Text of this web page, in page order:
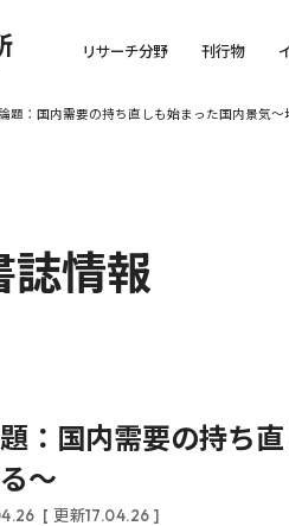
リサーチ分野 刊行物
題：国内需要の持ち直しも始まった国内景気
誌情報
：国内需要の持ち
～
[ 更新17.04.26 ]